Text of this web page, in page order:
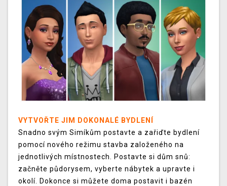
VYTVOŘTE JIM DOKONALÉ BYDLENÍ
Snadno svým Simíkům postavte a zařiďte bydlení
pomocí nového režimu stavba založeného na
jednotlivých místnostech. Postavte si dům snů:
začněte půdorysem, vyberte nábytek a upravte i
okolí. Dokonce si můžete doma postavit i bazén